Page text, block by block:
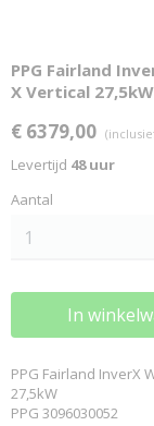
PPG Fairland
X Vertical
€ 6379,00
Levertijd 48 uur
Aantal
In
PPG Fairland InverX
27,5kW
PPG 3096030052